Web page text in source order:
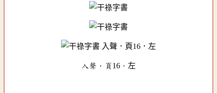
入聲．頁16．左